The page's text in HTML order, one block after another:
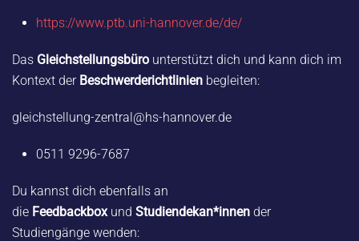
https://www.ptb.uni-hannover.de/de/
Das Gleichstellungsbüro unterstützt dich und kann dich im
Kontext der Beschwerderichtlinien begleiten:
gleichstellung-zentral@hs-hannover.de
0511 9296-7687
Du kannst dich ebenfalls an
die Feedbackbox und Studiendekan*innen der
Studiengänge wenden: